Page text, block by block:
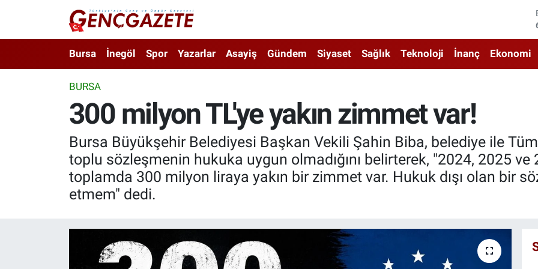
Bursa İnegöl Spor Yazarlar Asayiş Gündem Siyaset Sağlık Teknoloji İnanç Ekonomi
BURSA
300 milyon TL'ye yakın zimmet var!
Bursa Büyükşehir Belediyesi Başkan Vekili Şahin Biba, belediye ile
toplu sözleşmenin hukuka uygun olmadığını belirterek, "2024, 2025 ve
toplamda 300 milyon liraya yakın bir zimmet var. Hukuk dışı olan bir
etmem" dedi.
3.SAYFA
Ekonomi
Nöbetçi Eczaneler
Trafik Durumu
Süper Lig Puan Durumu ve Fikstür
Tüm Manşetler
Son Dakika Haberleri
Haber Arşivi